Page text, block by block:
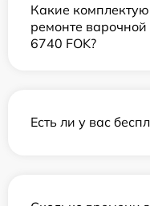
Какие
ремонте
6740 FOK?
Есть ли у вас